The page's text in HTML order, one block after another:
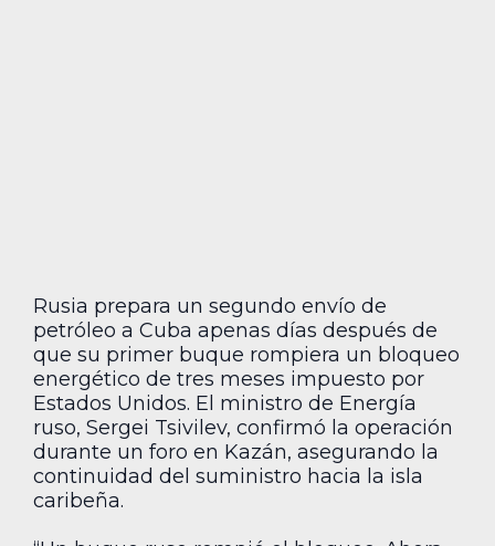
Rusia prepara un segundo envío de
petróleo a Cuba apenas días después de
que su primer buque rompiera un bloqueo
energético de tres meses impuesto por
Estados Unidos. El ministro de Energía
ruso, Sergei Tsivilev, confirmó la operación
durante un foro en Kazán, asegurando la
continuidad del suministro hacia la isla
caribeña.